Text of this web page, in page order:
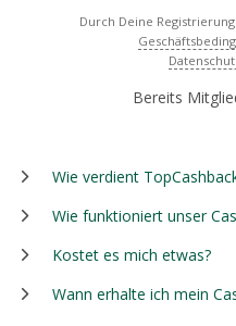
Durch Deine
Bereits
Wie verdient
Wie funktioniert unser
Kostet es mich etwas?
Wann erhalte ich mein